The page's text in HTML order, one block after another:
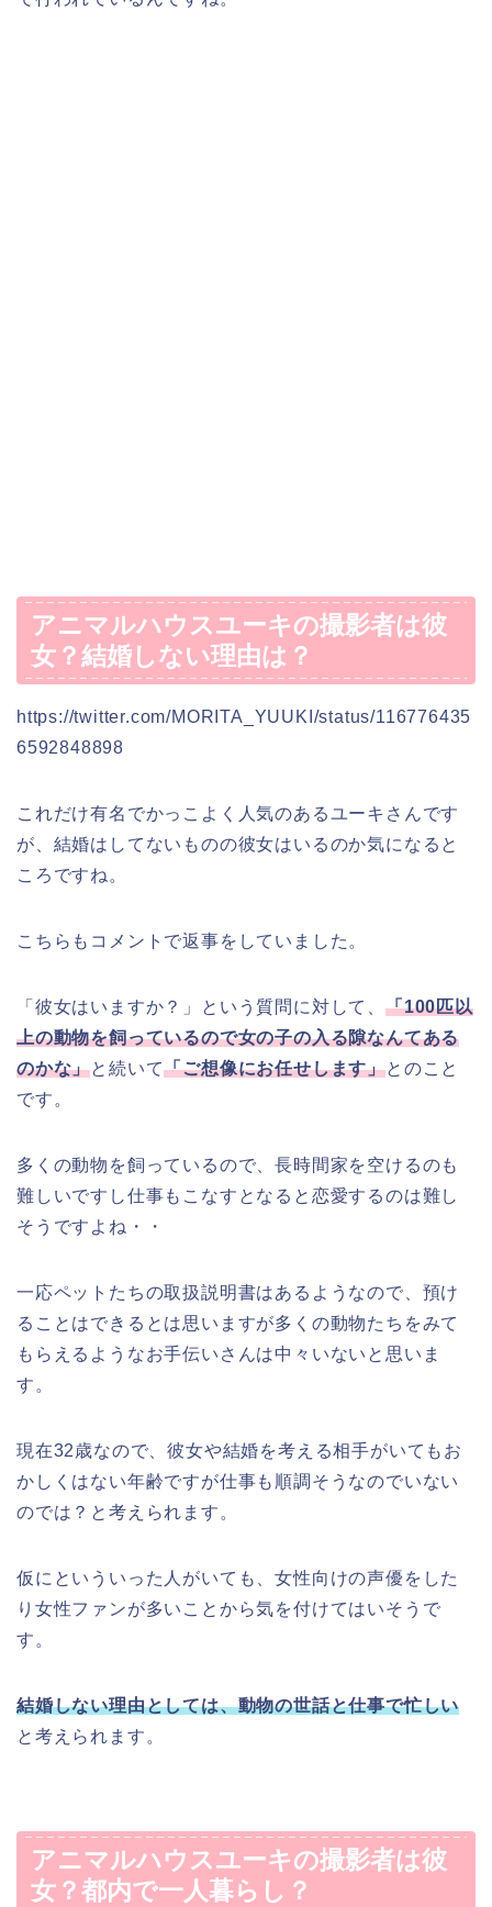
アニマルハウスユーキの撮影者は彼
女？結婚しない理由は？
https://twitter.com/MORITA_YUUKI/status/116776435
6592848898
これだけ有名でかっこよく人気のあるユーキさんです
が、結婚はしてないものの彼女はいるのか気になると
ころですね。
こちらもコメントで返事をしていました。
「彼女はいますか？」という質問に対して、 「100匹以
上の動物を飼っているので女の子の入る隙なんてある
のかな」と続いて「ご想像にお任せします」とのこと
です。
多くの動物を飼っているので、長時間家を空けるのも
難しいですし仕事もこなすとなると恋愛するのは難し
そうですよね・・
一応ペットたちの取扱説明書はあるようなので、預け
ることはできるとは思いますが多くの動物たちをみて
もらえるようなお手伝いさんは中々いないと思いま
す。
現在32歳なので、彼女や結婚を考える相手がいてもお
かしくはない年齢ですが仕事も順調そうなのでいない
のでは？と考えられます。
仮にといういった人がいても、女性向けの声優をした
り女性ファンが多いことから気を付けてはいそうで
す。
結婚しない理由としては、動物の世話と仕事で忙しい
と考えられます。
アニマルハウスユーキの撮影者は彼
女？都内で一人暮らし？